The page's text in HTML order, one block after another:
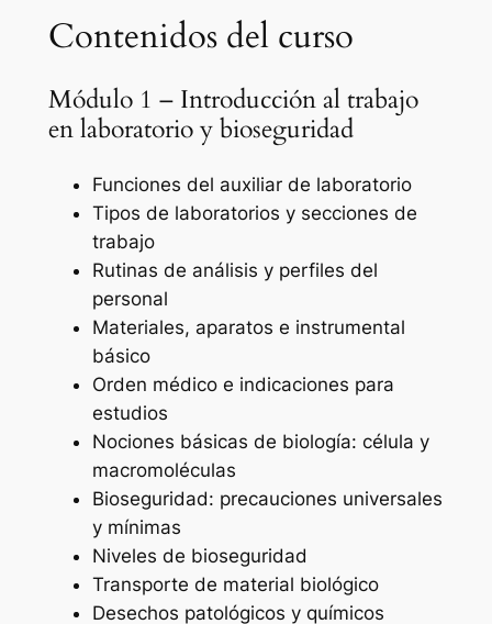
Contenidos del curso
Módulo 1 – Introducción al trabajo
en laboratorio y bioseguridad
Funciones del auxiliar de laboratorio
Tipos de laboratorios y secciones de
trabajo
Rutinas de análisis y perfiles del
personal
Materiales, aparatos e instrumental
básico
Orden médico e indicaciones para
estudios
Nociones básicas de biología: célula y
macromoléculas
Bioseguridad: precauciones universales
y mínimas
Niveles de bioseguridad
Transporte de material biológico
Desechos patológicos y químicos